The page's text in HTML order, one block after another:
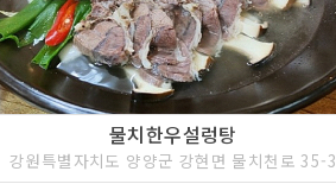
물치한우설렁탕
강원특별자치도 양양군 강현면 물치천로 35-3